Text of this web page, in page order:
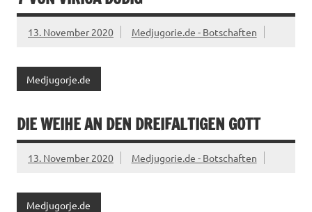
13. November 2020 Medjugorie.de - Botschaften
Medjugorje.de
DIE WEIHE AN DEN DREIFALTIGEN GOTT
13. November 2020 Medjugorie.de - Botschaften
Medjugorje.de